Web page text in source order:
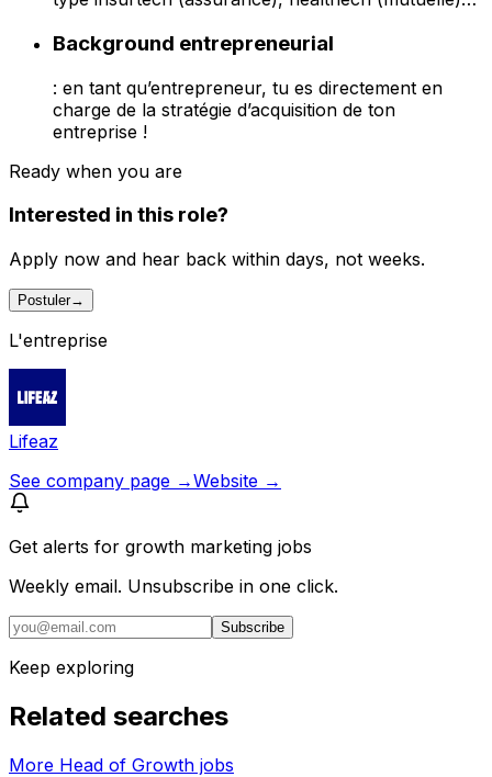
Background entrepreneurial
: en tant qu’entrepreneur, tu es directement en
charge de la stratégie d’acquisition de ton
entreprise !
Ready when you are
Interested in this role?
Apply now and hear back within days, not weeks.
Postuler→
L'entreprise
Lifeaz
See company page →Website →
Get alerts for growth marketing jobs
Weekly email. Unsubscribe in one click.
Subscribe
Keep exploring
Related searches
More Head of Growth jobs